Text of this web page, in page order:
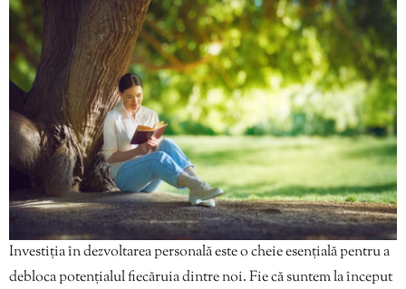
Investiția în dezvoltarea personală este o cheie esențială pentru a
debloca potențialul fiecăruia dintre noi. Fie că suntem la început